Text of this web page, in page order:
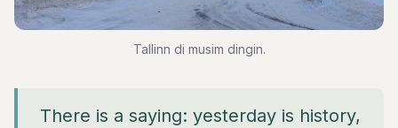
Tallinn di musim dingin.
There is a saying: yesterday is history,